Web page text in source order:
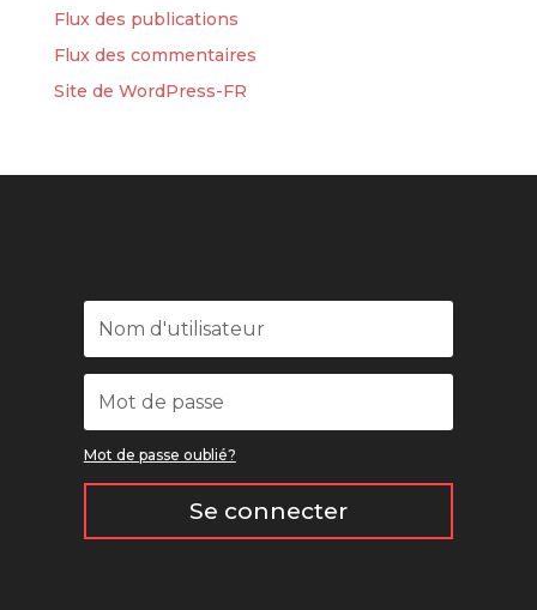
Flux des publications
Flux des commentaires
Site de WordPress-FR
Mot de passe oublié?
Se connecter